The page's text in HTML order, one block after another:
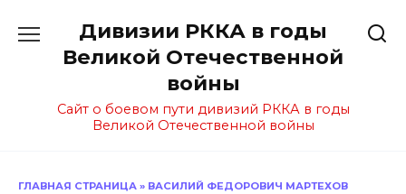
содержанию
Дивизии РККА в годы
Великой Отечественной
войны
Сайт о боевом пути дивизий РККА в годы
Великой Отечественной войны
ГЛАВНАЯ СТРАНИЦА » ВАСИЛИЙ ФЕДОРОВИЧ МАРТЕХОВ